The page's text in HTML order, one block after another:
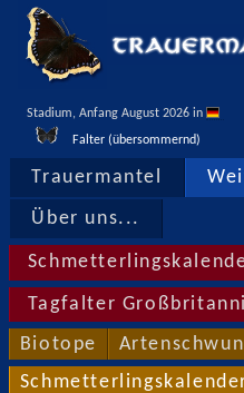
Stadium, Anfang August 2026 in
Falter (übersommernd)
Trauermantel
Über uns...
Tagfalter
Biotope